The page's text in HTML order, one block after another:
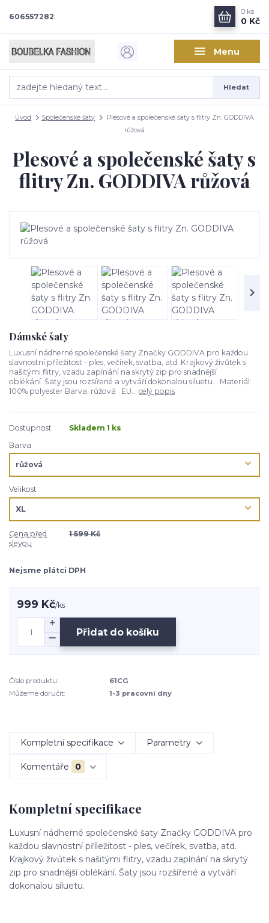
Menu
Hledat
606557282
0 ks
0 Kč
Úvod Společenské šaty
Plesové a společenské šaty s flitry Zn. GODDIVA
růžová
Plesové a společenské šaty s
flitry Zn. GODDIVA růžová
Dámské šaty
Luxusní nádherné společenské šaty Značky GODDIVA pro každou
slavnostní příležitost - ples, večírek, svatba, atd. Krajkový živůtek s
našitými flitry, vzadu zapínání na skrytý zip pro snadnější
oblékání. Šaty jsou rozšířené a vytváří dokonalou siluetu. Materiál:
100% polyester Barva: růžová EU... celý popis
Dostupnost
Skladem 1 ks
Barva
Velikost
Cena před
slevou
1 599 Kč
Nejsme plátci DPH
999 Kč/ks
Přidat do košíku
Číslo produktu:
61CG
Můžeme doručit:
1-3 pracovní dny
Kompletní specifikace Parametry
Komentáře 0
Kompletní specifikace
Luxusní nádherné společenské šaty Značky GODDIVA pro
každou slavnostní příležitost - ples, večírek, svatba, atd.
Krajkový živůtek s našitými flitry, vzadu zapínání na skrytý
zip pro snadnější oblékání. Šaty jsou rozšířené a vytváří
dokonalou siluetu.